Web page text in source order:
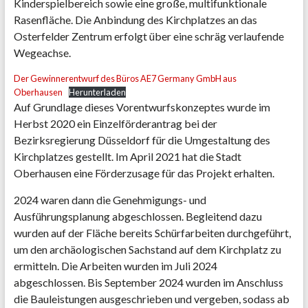
Kinderspielbereich sowie eine große, multifunktionale
Rasenfläche. Die Anbindung des Kirchplatzes an das
Osterfelder Zentrum erfolgt über eine schräg verlaufende
Wegeachse.
Der Gewinnerentwurf des Büros AE7 Germany GmbH aus
Oberhausen
Herunterladen
Auf Grundlage dieses Vorentwurfskonzeptes wurde im
Herbst 2020 ein Einzelförderantrag bei der
Bezirksregierung Düsseldorf für die Umgestaltung des
Kirchplatzes gestellt. Im April 2021 hat die Stadt
Oberhausen eine Förderzusage für das Projekt erhalten.
2024 waren dann die Genehmigungs- und
Ausführungsplanung abgeschlossen. Begleitend dazu
wurden auf der Fläche bereits Schürfarbeiten durchgeführt,
um den archäologischen Sachstand auf dem Kirchplatz zu
ermitteln. Die Arbeiten wurden im Juli 2024
abgeschlossen. Bis September 2024 wurden im Anschluss
die Bauleistungen ausgeschrieben und vergeben, sodass ab